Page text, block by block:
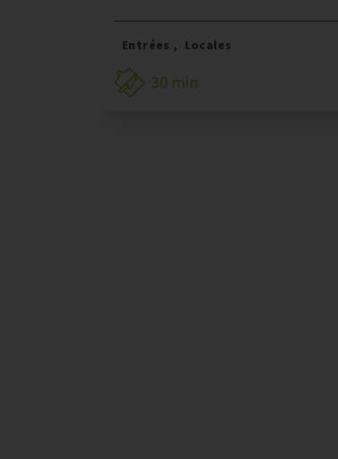
Entrées , Locales
30 min